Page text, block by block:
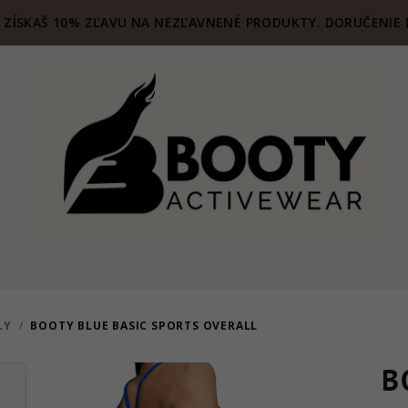
10% ZĽAVU NA NEZĽAVNENÉ PRODUKTY. DORUČENIE
/ BOOTY BLUE BASIC SPORTS OVERALL